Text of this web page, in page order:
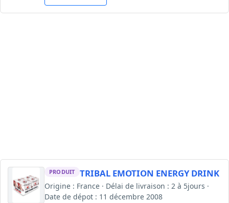
PRODUIT TRIBAL EMOTION ENERGY DRINK
Origine : France · Délai de livraison : 2 à 5jours ·
Date de dépot : 11 décembre 2008